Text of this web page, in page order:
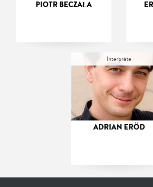
PIOTR BECZAŁA
Interprète
ADRIAN ERÖD